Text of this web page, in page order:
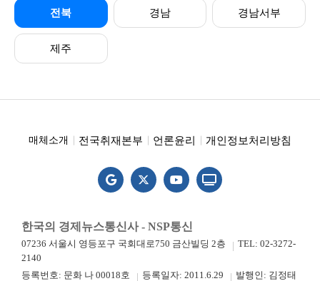
전북 경남 경남서부
제주
매체소개 전국취재본부 언론윤리 개인정보처리방침
한국의 경제뉴스통신사 - NSP통신
07236 서울시 영등포구 국회대로750 금산빌딩 2층
TEL: 02-3272-
2140
등록번호: 문화 나 00018호
등록일자: 2011.6.29
발행인: 김정태